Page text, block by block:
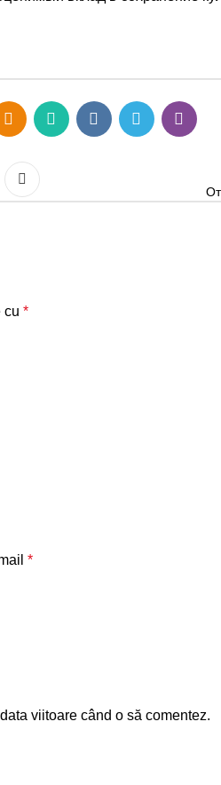
cu *
*
viitoare când o să comentez.